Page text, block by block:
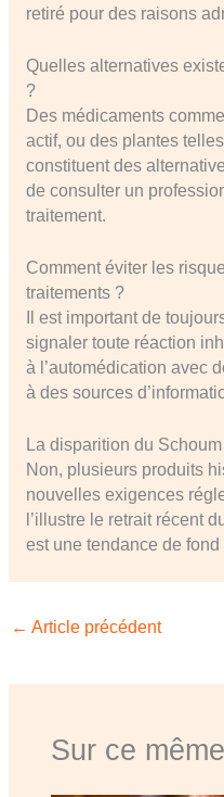
retiré pour des raisons
Quelles alternatives
?
Des médicaments
actif, ou des plantes
constituent des
de consulter un
traitement.
Comment éviter les
traitements ?
Il est important de
signaler toute réaction
à l’automédication avec
à des sources
La disparition du
Non, plusieurs produits
nouvelles exigences
l’illustre le retrait récent
est une tendance de fond
← Article précédent
Sur ce